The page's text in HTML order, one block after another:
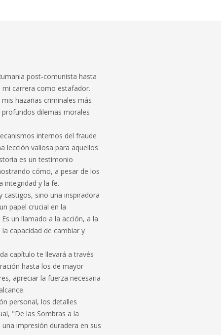
post-comunista hasta
mi carrera como estafador.
hazañas criminales más
dilemas morales
internos del fraude
lección valiosa para aquellos
es un testimonio
cómo, a pesar de los
integridad y la fe.
castigos, sino una inspiradora
papel crucial en la
un llamado a la acción, a la
capacidad de cambiar y
capítulo te llevará a través
hasta los de mayor
apreciar la fuerza necesaria
personal, los detalles
"De las Sombras a la
impresión duradera en sus